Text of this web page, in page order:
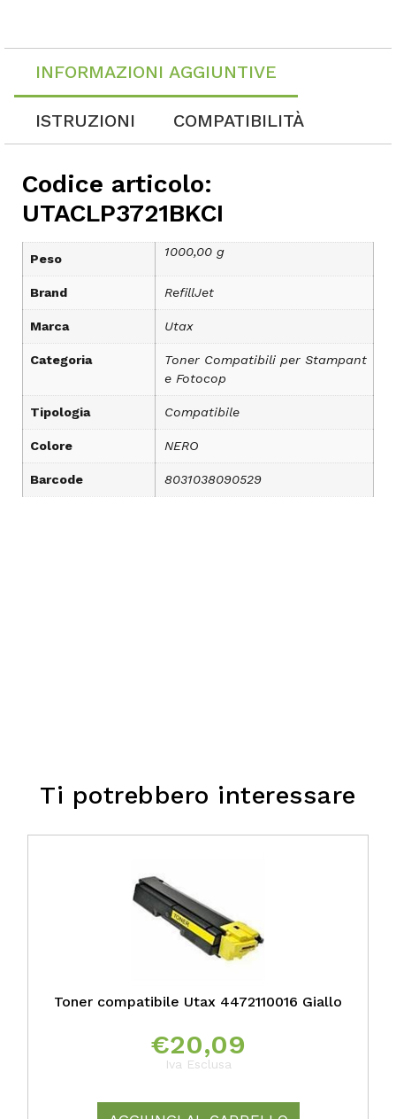
INFORMAZIONI AGGIUNTIVE
ISTRUZIONI COMPATIBILITÀ
Codice articolo:
UTACLP3721BKCI
Peso 1000,00 g
Brand RefillJet
Marca Utax
Categoria
Toner Compatibili per Stampant
e Fotocop
Tipologia Compatibile
Colore NERO
Barcode 8031038090529
Ti potrebbero interessare
Toner compatibile Utax 4472110016 Giallo
€20,09
Iva Esclusa